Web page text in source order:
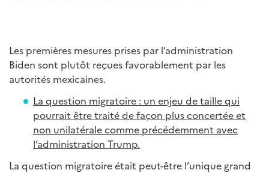
Les premières mesures prises par l’administration
Biden sont plutôt reçues favorablement par les
autorités mexicaines.
La question migratoire : un enjeu de taille qui
pourrait être traité de façon plus concertée et
non unilatérale comme précédemment avec
l’administration Trump.
La question migratoire était peut-être l’unique grand